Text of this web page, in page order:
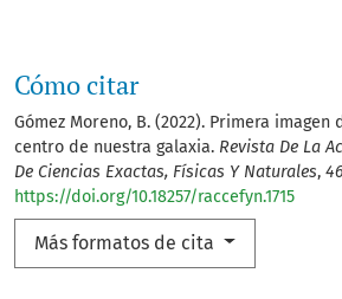
Cómo citar
Gómez Moreno, B. (2022). Primera
centro de nuestra galaxia. Revista De La
De Ciencias Exactas, Físicas Y Naturales, 46
https://doi.org/10.18257/raccefyn.1715
Más formatos de cita